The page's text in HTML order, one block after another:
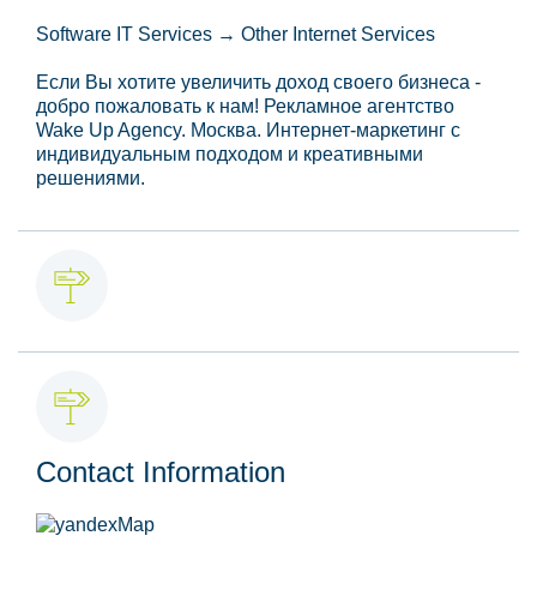
Software IT Services → Other Internet Services
Если Вы хотите увеличить доход своего бизнеса -
добро пожаловать к нам! Рекламное агентство
Wake Up Agency. Москва. Интернет-маркетинг с
индивидуальным подходом и креативными
решениями.
Contact Information